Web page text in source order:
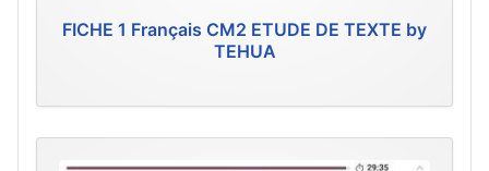
FICHE 1 Français CM2 ETUDE DE TEXTE by
TEHUA